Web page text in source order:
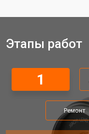
Этапы работ
1
Ремонт